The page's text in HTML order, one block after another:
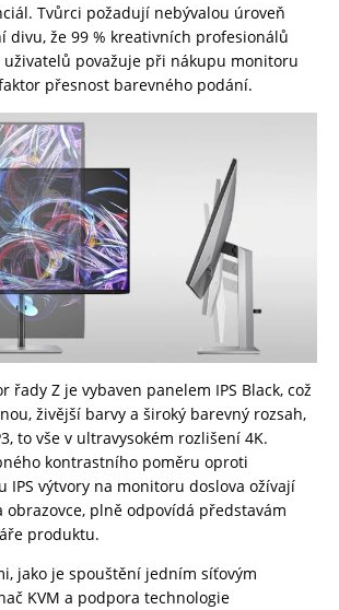
Tvůrci požadují nebývalou úroveň
divu, že 99 % kreativních profesionálů
uživatelů považuje při nákupu monitoru
přesnost barevného podání.
řady Z je vybaven panelem IPS Black, což
živější barvy a široký barevný rozsah,
to vše v ultravysokém rozlišení 4K.
kontrastního poměru oproti
IPS výtvory na monitoru doslova ožívají
obrazovce, plně odpovídá představám
produktu.
jako je spouštění jedním síťovým
KVM a podpora technologie